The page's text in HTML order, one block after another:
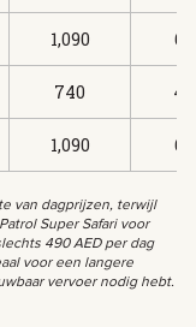
1,090
740
1,090
van dagprijzen, terwijl
Super Safari voor
490 AED per dag
voor een langere
vervoer nodig hebt.